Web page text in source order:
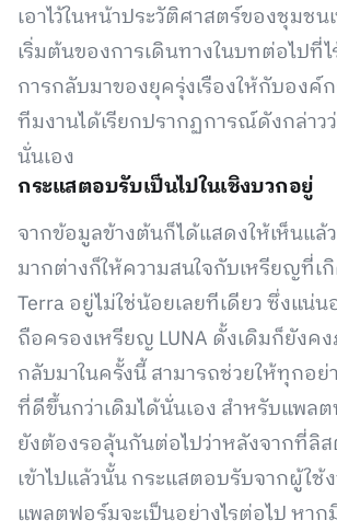
เอาไว้ในหน้าประวัติศาสตร์ของชุมช
เริ่มต้นของการเดินทางในบทต่อไปที่
การกลับมาของยุครุ่งเรืองให้กับองค์
ทีมงานได้เรียกปรากฏการณ์ดังกล่าวว่
นั่นเอง
กระแสตอบรับเป็นไปในเชิงบวกอยู่
จากข้อมูลข้างต้นก็ได้แสดงให้เห็นแล้
มากต่างก็ให้ความสนใจกับเหรียญที่เ
Terra อยู่ไม่ใช่น้อยเลยทีเดียว ซึ่งแน่
ถือครองเหรียญ LUNA ดั้งเดิมก็ยังคง
กลับมาในครั้งนี้ สามารถช่วยให้ทุกอย่
ที่ดีขึ้นกว่าเดิมได้นั่นเอง สำหรับแพล
ยังต้องรอลุ้นกันต่อไปว่าหลังจากที่ลิส
เข้าไปแล้วนั้น กระแสตอบรับจากผู้ใช้
แพลตฟอร์มจะเป็นอย่างไรต่อไป หาก